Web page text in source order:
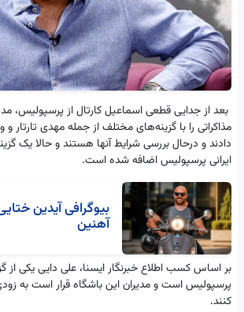
بعد از جدایی قطعی اسماعیل کارتال از پرسپولیس،
مذاکراتی را با گزینه‌های مختلف از جمله مهدی تارتار
دادند و درحال بررسی شرایط آنها هستند و حالا یک
ایرانی پرسپولیس اضافه شده است.
بیوگرافی آیدین
آهنین
بر اساس کسب اطلاع خبرنگار ایسنا، علی دایی یکی از
پرسپولیس است و مدیران این باشگاه قرار است به زودی
کنند.